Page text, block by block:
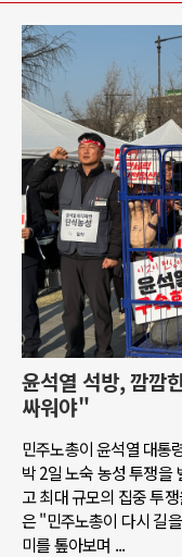
윤석열 석방, 깜깜
싸워야"
민주노총이 윤석열 대통
박 2일 노숙 농성 투쟁을
고 최대 규모의 집중 투
은 "민주노총이 다시 길
미를 톺아보며 ...